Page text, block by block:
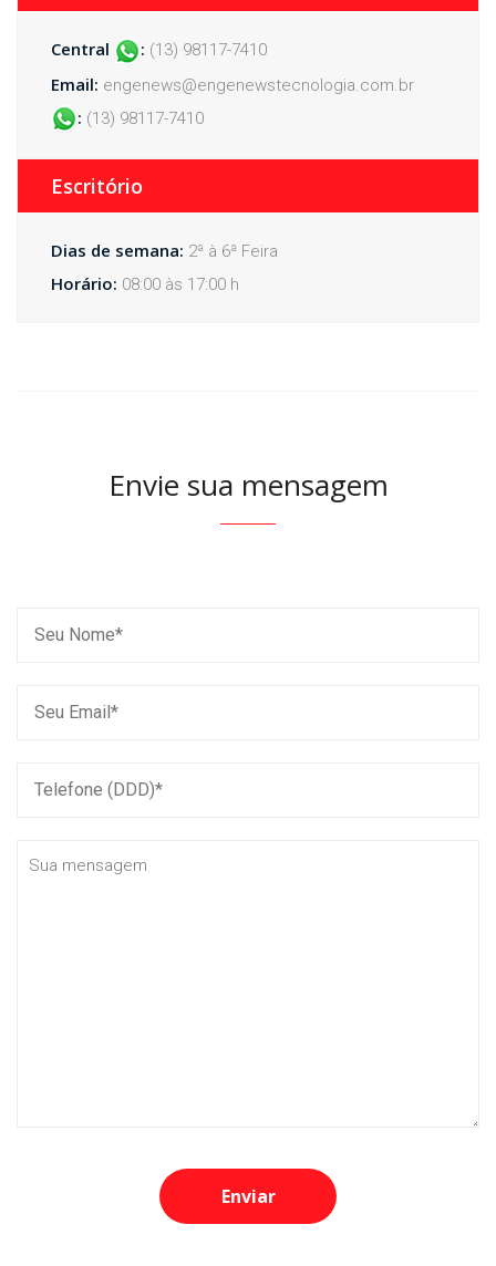
Central : (13) 98117-7410
Email: engenews@engenewstecnologia.com.br
: (13) 98117-7410
Escritório
Dias de semana: 2ª à 6ª Feira
Horário: 08:00 às 17:00 h
Envie sua mensagem